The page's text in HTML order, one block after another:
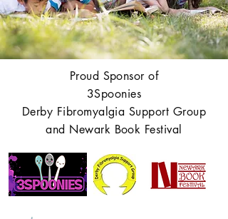
Proud Sponsor of
3Spoonies
Derby Fibromyalgia Support Group
and Newark Book Festival